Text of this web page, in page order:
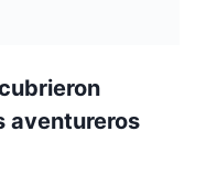
aventureros